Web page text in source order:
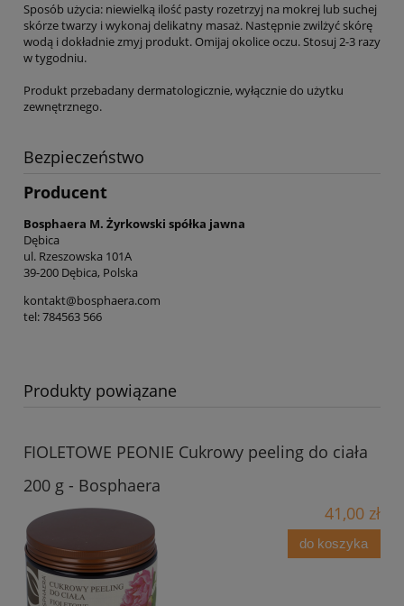
Sposób użycia: niewielką ilość pasty rozetrzyj na mokrej lub suchej
skórze twarzy i wykonaj delikatny masaż. Następnie zwilżyć skórę
wodą i dokładnie zmyj produkt. Omijaj okolice oczu. Stosuj 2-3 razy
w tygodniu.
Produkt przebadany dermatologicznie, wyłącznie do użytku
zewnętrznego.
Bezpieczeństwo
Producent
Bosphaera M. Żyrkowski spółka jawna
Dębica
ul. Rzeszowska 101A
39-200 Dębica, Polska
kontakt@bosphaera.com
tel: 784563 566
Produkty powiązane
FIOLETOWE PEONIE Cukrowy peeling do ciała
200 g - Bosphaera
41,00 zł
do koszyka